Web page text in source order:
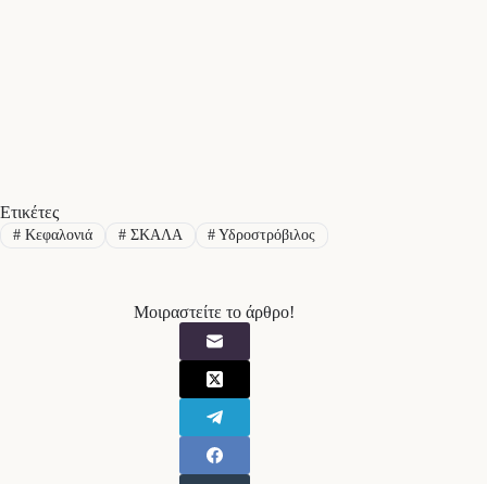
Ετικέτες
#Κεφαλονιά #ΣΚΑΛΑ # Υδροστρόβιλος
Μοιραστείτε το άρθρο!